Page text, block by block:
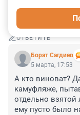
надо им ещё
долларов,
ОТВЕТИТЬ
Борат Сaгдиев
5 марта, 17:53
А кто виноват?
камуфляже,
отдельно взятой
ему пусто было